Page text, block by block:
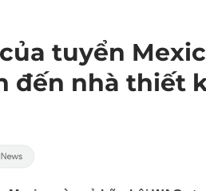
tuyển
đến nhà thiết